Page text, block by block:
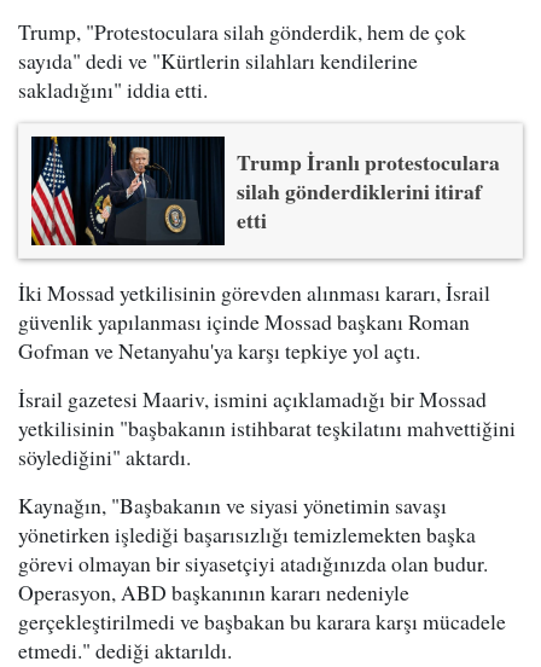
Trump, "Protestoculara silah gönderdik, hem de çok
sayıda" dedi ve "Kürtlerin silahları kendilerine
sakladığını" iddia etti.
Trump İranlı protestoculara
silah gönderdiklerini itiraf
etti
İki Mossad yetkilisinin görevden alınması kararı, İsrail
güvenlik yapılanması içinde Mossad başkanı Roman
Gofman ve Netanyahu'ya karşı tepkiye yol açtı.
İsrail gazetesi Maariv, ismini açıklamadığı bir Mossad
yetkilisinin "başbakanın istihbarat teşkilatını mahvettiğini
söylediğini" aktardı.
Kaynağın, "Başbakanın ve siyasi yönetimin savaşı
yönetirken işlediği başarısızlığı temizlemekten başka
görevi olmayan bir siyasetçiyi atadığınızda olan budur.
Operasyon, ABD başkanının kararı nedeniyle
gerçekleştirilmedi ve başbakan bu karara karşı mücadele
etmedi." dediği aktarıldı.